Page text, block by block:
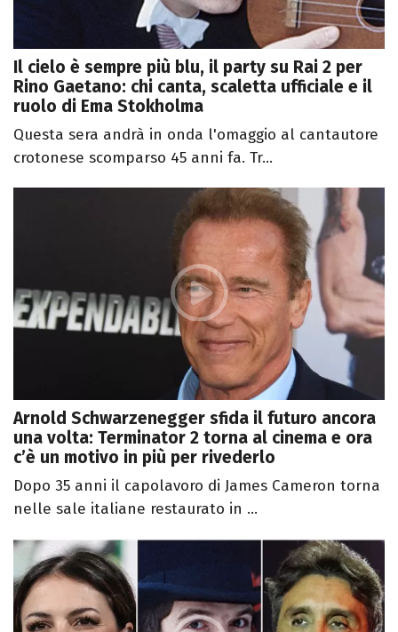
Il cielo è sempre più blu, il party su Rai 2 per
Rino Gaetano: chi canta, scaletta ufficiale e il
ruolo di Ema Stokholma
Questa sera andrà in onda l'omaggio al cantautore
crotonese scomparso 45 anni fa. Tr...
Arnold Schwarzenegger sfida il futuro ancora
una volta: Terminator 2 torna al cinema e ora
c’è un motivo in più per rivederlo
Dopo 35 anni il capolavoro di James Cameron torna
nelle sale italiane restaurato in ...